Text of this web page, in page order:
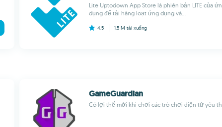
Lite Uptodown App Store là phiên bản LITE của
dụng để tải hàng loạt ứng dụng và...
4.5 1.5 M tải xuống
GameGuardian
Có lợi thế mới khi chơi các trò chơi điện tử yêu